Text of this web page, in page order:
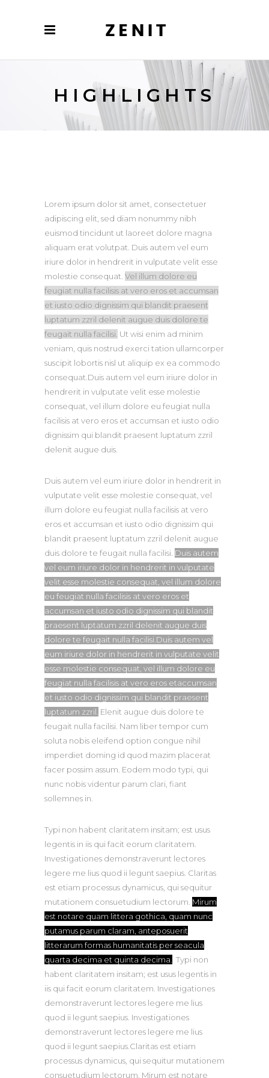
HIGHLIGHTS
Lorem ipsum dolor sit amet, consectetuer
adipiscing elit, sed diam nonummy nibh
euismod tincidunt ut laoreet dolore magna
aliquam erat volutpat. Duis autem vel eum
iriure dolor in hendrerit in vulputate velit esse
molestie consequat. Vel illum dolore eu
feugiat nulla facilisis at vero eros et accumsan
et iusto odio dignissim qui blandit praesent
luptatum zzril delenit augue duis dolore te
feugait nulla facilisi. Ut wisi enim ad minim
veniam, quis nostrud exerci tation ullamcorper
suscipit lobortis nisl ut aliquip ex ea commodo
consequat.Duis autem vel eum iriure dolor in
hendrerit in vulputate velit esse molestie
consequat, vel illum dolore eu feugiat nulla
facilisis at vero eros et accumsan et iusto odio
dignissim qui blandit praesent luptatum zzril
delenit augue duis.
Duis autem vel eum iriure dolor in hendrerit in
vulputate velit esse molestie consequat, vel
illum dolore eu feugiat nulla facilisis at vero
eros et accumsan et iusto odio dignissim qui
blandit praesent luptatum zzril delenit augue
duis dolore te feugait nulla facilisi. Duis autem
vel eum iriure dolor in hendrerit in vulputate
velit esse molestie consequat, vel illum dolore
eu feugiat nulla facilisis at vero eros et
accumsan et iusto odio dignissim qui blandit
praesent luptatum zzril delenit augue duis
dolore te feugait nulla facilisi.Duis autem vel
eum iriure dolor in hendrerit in vulputate velit
esse molestie consequat, vel illum dolore eu
feugiat nulla facilisis at vero eros etaccumsan
et iusto odio dignissim qui blandit praesent
luptatum zzril. Elenit augue duis dolore te
feugait nulla facilisi. Nam liber tempor cum
soluta nobis eleifend option congue nihil
imperdiet doming id quod mazim placerat
facer possim assum. Eodem modo typi, qui
nunc nobis videntur parum clari, fiant
sollemnes in.
Typi non habent claritatem insitam; est usus
legentis in iis qui facit eorum claritatem.
Investigationes demonstraverunt lectores
legere me lius quod ii legunt saepius. Claritas
est etiam processus dynamicus, qui sequitur
mutationem consuetudium lectorum. Mirum
est notare quam littera gothica, quam nunc
putamus parum claram, anteposuerit
litterarum formas humanitatis per seacula
quarta decima et quinta decima.
Typi non
habent claritatem insitam; est usus legentis in
iis qui facit eorum claritatem. Investigationes
demonstraverunt lectores legere me lius
quod ii legunt saepius. Investigationes
demonstraverunt lectores legere me lius
quod ii legunt saepius.Claritas est etiam
processus dynamicus, qui sequitur mutationem
consuetudium lectorum. Mirum est notare